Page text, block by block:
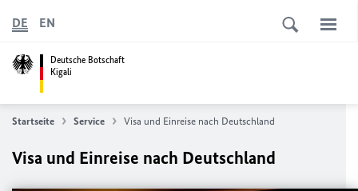
Deutsche Botschaft
Kigali
DE EN
Startseite Service Visa und Einreise nach Deutschland
Visa und Einreise nach Deutschland